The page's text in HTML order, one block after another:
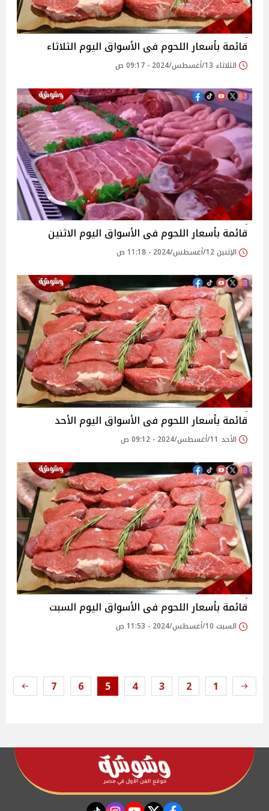
قائمة بأسعار اللحوم فى الأسواق اليوم الثلاثاء
الثلاثاء 13/أغسطس/2024 - 09:17 ص
قائمة بأسعار اللحوم فى الأسواق اليوم الاثنين
الإثنين 12/أغسطس/2024 - 11:18 ص
قائمة بأسعار اللحوم فى الأسواق اليوم الأحد
الأحد 11/أغسطس/2024 - 09:12 ص
قائمة بأسعار اللحوم فى الأسواق اليوم السبت
السبت 10/أغسطس/2024 - 11:53 ص
1
2
3
4
5
6
7